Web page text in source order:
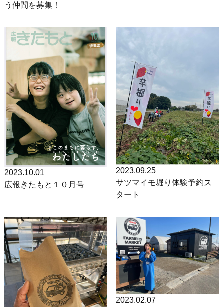
う仲間を募集！
2023.10.01
広報きたもと１０月号
2023.09.25
サツマイモ堀り体験予約ス
タート
2023.02.07